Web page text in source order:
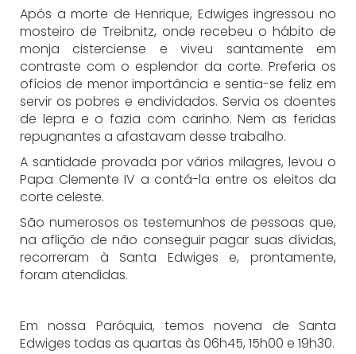
Após a morte de Henrique, Edwiges ingressou no
mosteiro de Treibnitz, onde recebeu o hábito de
monja cisterciense e viveu santamente em
contraste com o esplendor da corte. Preferia os
ofícios de menor importância e sentia-se feliz em
servir os pobres e endividados. Servia os doentes
de lepra e o fazia com carinho. Nem as feridas
repugnantes a afastavam desse trabalho.
A santidade provada por vários milagres, levou o
Papa Clemente IV a contá-la entre os eleitos da
corte celeste.
São numerosos os testemunhos de pessoas que,
na aflição de não conseguir pagar suas dívidas,
recorreram à Santa Edwiges e, prontamente,
foram atendidas.
Em nossa Paróquia, temos novena de Santa
Edwiges todas as quartas às 06h45, 15h00 e 19h30.